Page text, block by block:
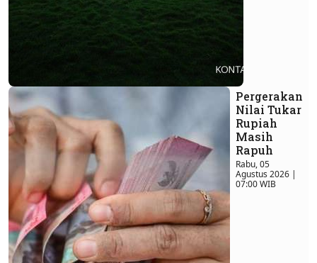
Pergerakan
Nilai Tukar
Rupiah
Masih
Rapuh
Rabu, 05
Agustus 2026 |
07:00 WIB